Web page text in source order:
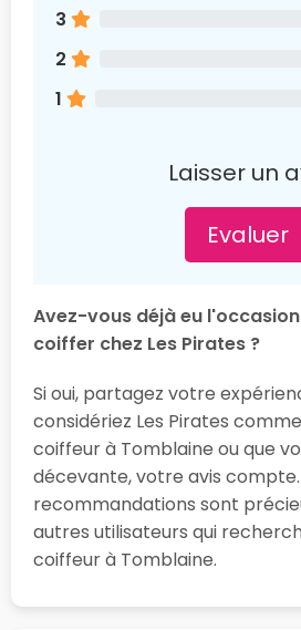
3
2
1
Laisser un
Evaluer
Avez-vous déjà eu
coiffer chez Les Pirates ?
Si oui, partagez votre
considériez Les Pirates
coiffeur à Tomblaine ou que
décevante, votre avis compte.
recommandations sont
autres utilisateurs qui
coiffeur à Tomblaine.